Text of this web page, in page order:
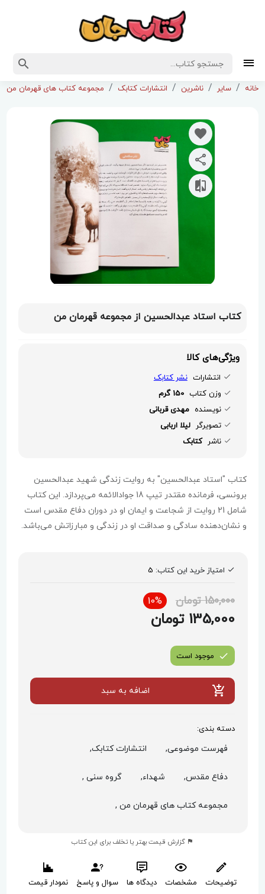
خانه سایر ناشرین انتشارات کتابک مجموعه کتاب های قهرمان من
کتاب استاد عبدالحسین از مجموعه قهرمان من
ویژگی‌های کالا
انتشارات نشر کتابک
وزن کتاب 150 گرم
نویسنده مهدی قربانی
تصویرگر لیلا اربابی
ناشر کتابک
کتاب "استاد عبدالحسین" به روایت زندگی شهید عبدالحسین
برونسی، فرمانده مقتدر تیپ 18 جوادالائمه می‌پردازد. این کتاب
شامل 21 روایت از شجاعت و ایمان او در دوران دفاع مقدس است
و نشان‌دهنده سادگی و صداقت او در زندگی و مبارزاتش می‌باشد.
امتیاز خرید این کتاب: 5
150,000 تومان 10%
135,000 تومان
موجود است
اضافه به سبد
دسته بندی:
فهرست موضوعی, انتشارات کتابک,
دفاع مقدس, شهداء, گروه سنی ,
مجموعه کتاب های قهرمان من ,
گزارش قیمت بهتر یا تخلف برای این کتاب
توضیحات مشخصات دیدگاه ها سوال و پاسخ نمودار قیمت